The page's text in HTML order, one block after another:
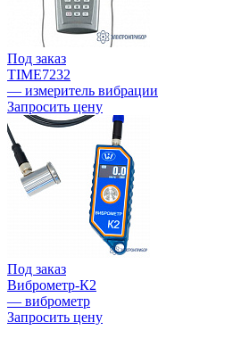
Под заказ
TIME7232
— измеритель вибрации
Запросить цену
Под заказ
Виброметр-К2
— виброметр
Запросить цену